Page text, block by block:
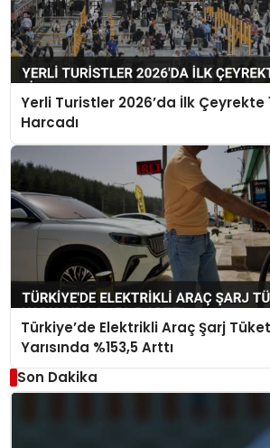
Yerli Turistler 2026’da İlk Çeyrekte
Harcadı
Türkiye’de Elektrikli Araç Şarj
Yarısında %153,5 Arttı
Son Dakika